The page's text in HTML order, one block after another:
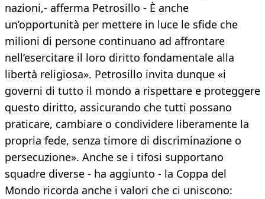
nazioni,- afferma Petrosillo - È anche
un’opportunità per mettere in luce le sfide che
milioni di persone continuano ad affrontare
nell’esercitare il loro diritto fondamentale alla
libertà religiosa». Petrosillo invita dunque «i
governi di tutto il mondo a rispettare e proteggere
questo diritto, assicurando che tutti possano
praticare, cambiare o condividere liberamente la
propria fede, senza timore di discriminazione o
persecuzione». Anche se i tifosi supportano
squadre diverse - ha aggiunto - la Coppa del
Mondo ricorda anche i valori che ci uniscono: